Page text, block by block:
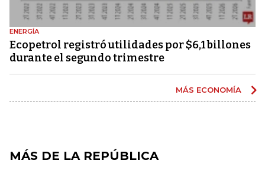
ENERGÍA
Ecopetrol registró utilidades por $6,1 billones
durante el segundo trimestre
MÁS ECONOMÍA
MÁS DE LA REPÚBLICA